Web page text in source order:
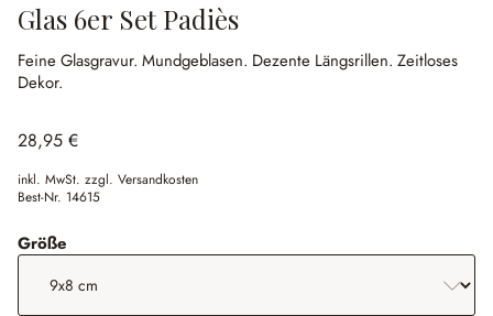
Glas 6er Set Padiès
Feine Glasgravur. Mundgeblasen. Dezente Längsrillen. Zeitloses
Dekor.
28,95 €
inkl. MwSt. zzgl. Versandkosten
Best-Nr. 14615
Größe